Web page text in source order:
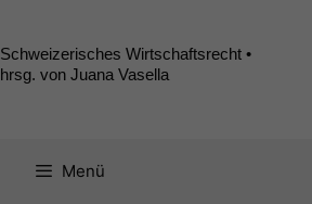
Schweizerisches Wirtschaftsrecht •
hrsg. von Juana Vasella
Menü